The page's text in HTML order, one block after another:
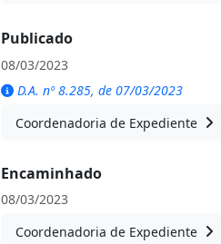
Publicado
08/03/2023
D.A. nº 8.285, de 07/03/2023
Coordenadoria de Expediente
Encaminhado
08/03/2023
Coordenadoria de Expediente